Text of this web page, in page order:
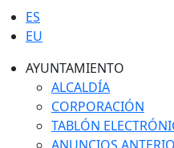
ES
EU
AYUNTAMIENTO
ALCALDÍA
CORPORACIÓN
TABLÓN